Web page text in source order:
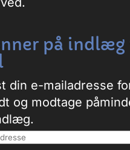
på indlæg
din e-mailadresse
og modtage